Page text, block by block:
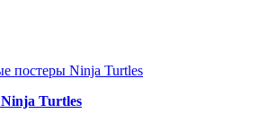
Ninja Turtles